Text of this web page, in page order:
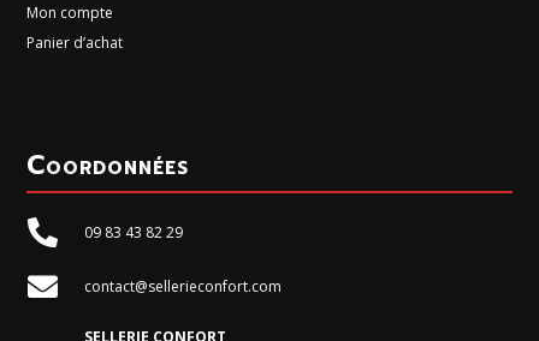
Mon compte
Panier d’achat
Coordonnées
 09 83 43 82 29
 contact@sellerieconfort.com
SELLERIE CONFORT